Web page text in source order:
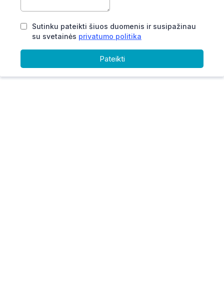
Sutinku pateikti šiuos duomenis ir susipažinau
su svetainės privatumo politika
Pateikti